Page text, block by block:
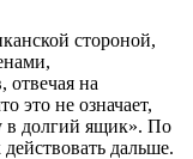
стороной,
на
это не означает,
в долгий ящик». По
дальше.